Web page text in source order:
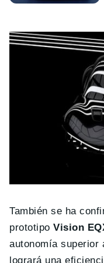
También se ha
prototipoVision
autonomía superior
logrará una